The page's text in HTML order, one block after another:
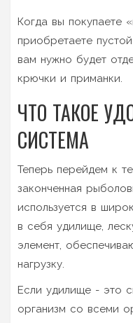
Когда вы покупаете
приобретаете
вам нужно будет
крючки и приманки.
ЧТО ТАКОЕ
СИСТЕМА
Теперь перейдем к
законченная
используется в
в себя удилище,
элемент,
нагрузку.
Если удилище - это
организм со всеми